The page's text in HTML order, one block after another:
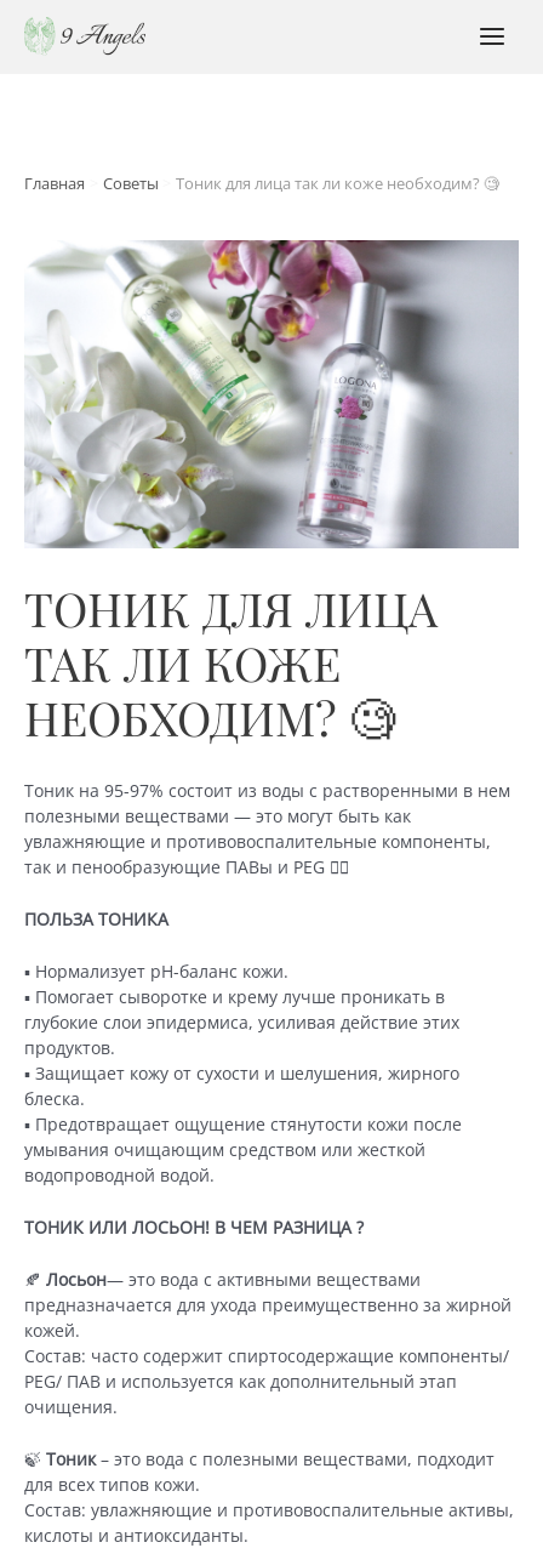
Перейти
содержимому
Главная Советы Тоник для лица так ли коже необходим? 🧐
ТОНИК ДЛЯ ЛИЦА
ТАК ЛИ КОЖЕ
НЕОБХОДИМ? 🧐
Тоник на 95-97% состоит из воды с растворенными в нем
полезными веществами — это могут быть как
увлажняющие и противовоспалительные компоненты,
так и пенообразующие ПАВы и PEG 🤷‍♀️
ПОЛЬЗА ТОНИКА
▪️ Нормализует pH-баланс кожи.
▪️ Помогает сыворотке и крему лучше проникать в
глубокие слои эпидермиса, усиливая действие этих
продуктов.
▪️ Защищает кожу от сухости и шелушения, жирного
блеска.
▪️ Предотвращает ощущение стянутости кожи после
умывания очищающим средством или жесткой
водопроводной водой.
ТОНИК ИЛИ ЛОСЬОН! В ЧЕМ РАЗНИЦА ?
🍂 Лосьон— это вода с активными веществами
предназначается для ухода преимущественно за жирной
кожей.
Состав: часто содержит спиртосодержащие компоненты/
PEG/ ПАВ и используется как дополнительный этап
очищения.
🍃 Тоник– это вода с полезными веществами, подходит
для всех типов кожи.
Состав: увлажняющие и противовоспалительные активы,
кислоты и антиоксиданты.